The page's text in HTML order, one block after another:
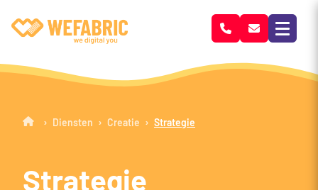
Strategie
› Diensten › Creatie › Strategie